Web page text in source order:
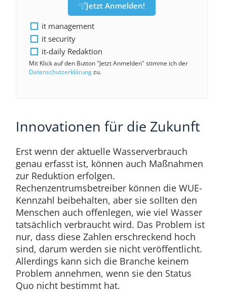
Jetzt Anmelden!
it management
it security
it-daily Redaktion
Mit Klick auf den Button "Jetzt Anmelden" stimme ich der
Datenschutzerklärungzu.
Innovationen für die Zukunft
Erst wenn der aktuelle Wasserverbrauch
genau erfasst ist, können auch Maßnahmen
zur Reduktion erfolgen.
Rechenzentrumsbetreiber können die WUE-
Kennzahl beibehalten, aber sie sollten den
Menschen auch offenlegen, wie viel Wasser
tatsächlich verbraucht wird. Das Problem ist
nur, dass diese Zahlen erschreckend hoch
sind, darum werden sie nicht veröffentlicht.
Allerdings kann sich die Branche keinem
Problem annehmen, wenn sie den Status
Quo nicht bestimmt hat.